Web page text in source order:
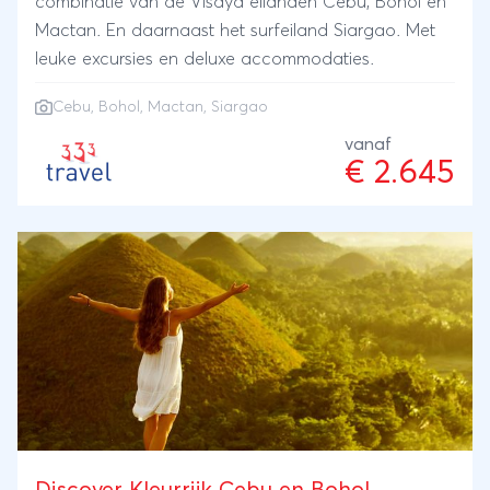
Mactan. En daarnaast het surfeiland Siargao. Met
leuke excursies en deluxe accommodaties.
Cebu, Bohol, Mactan, Siargao
vanaf
€ 2.645